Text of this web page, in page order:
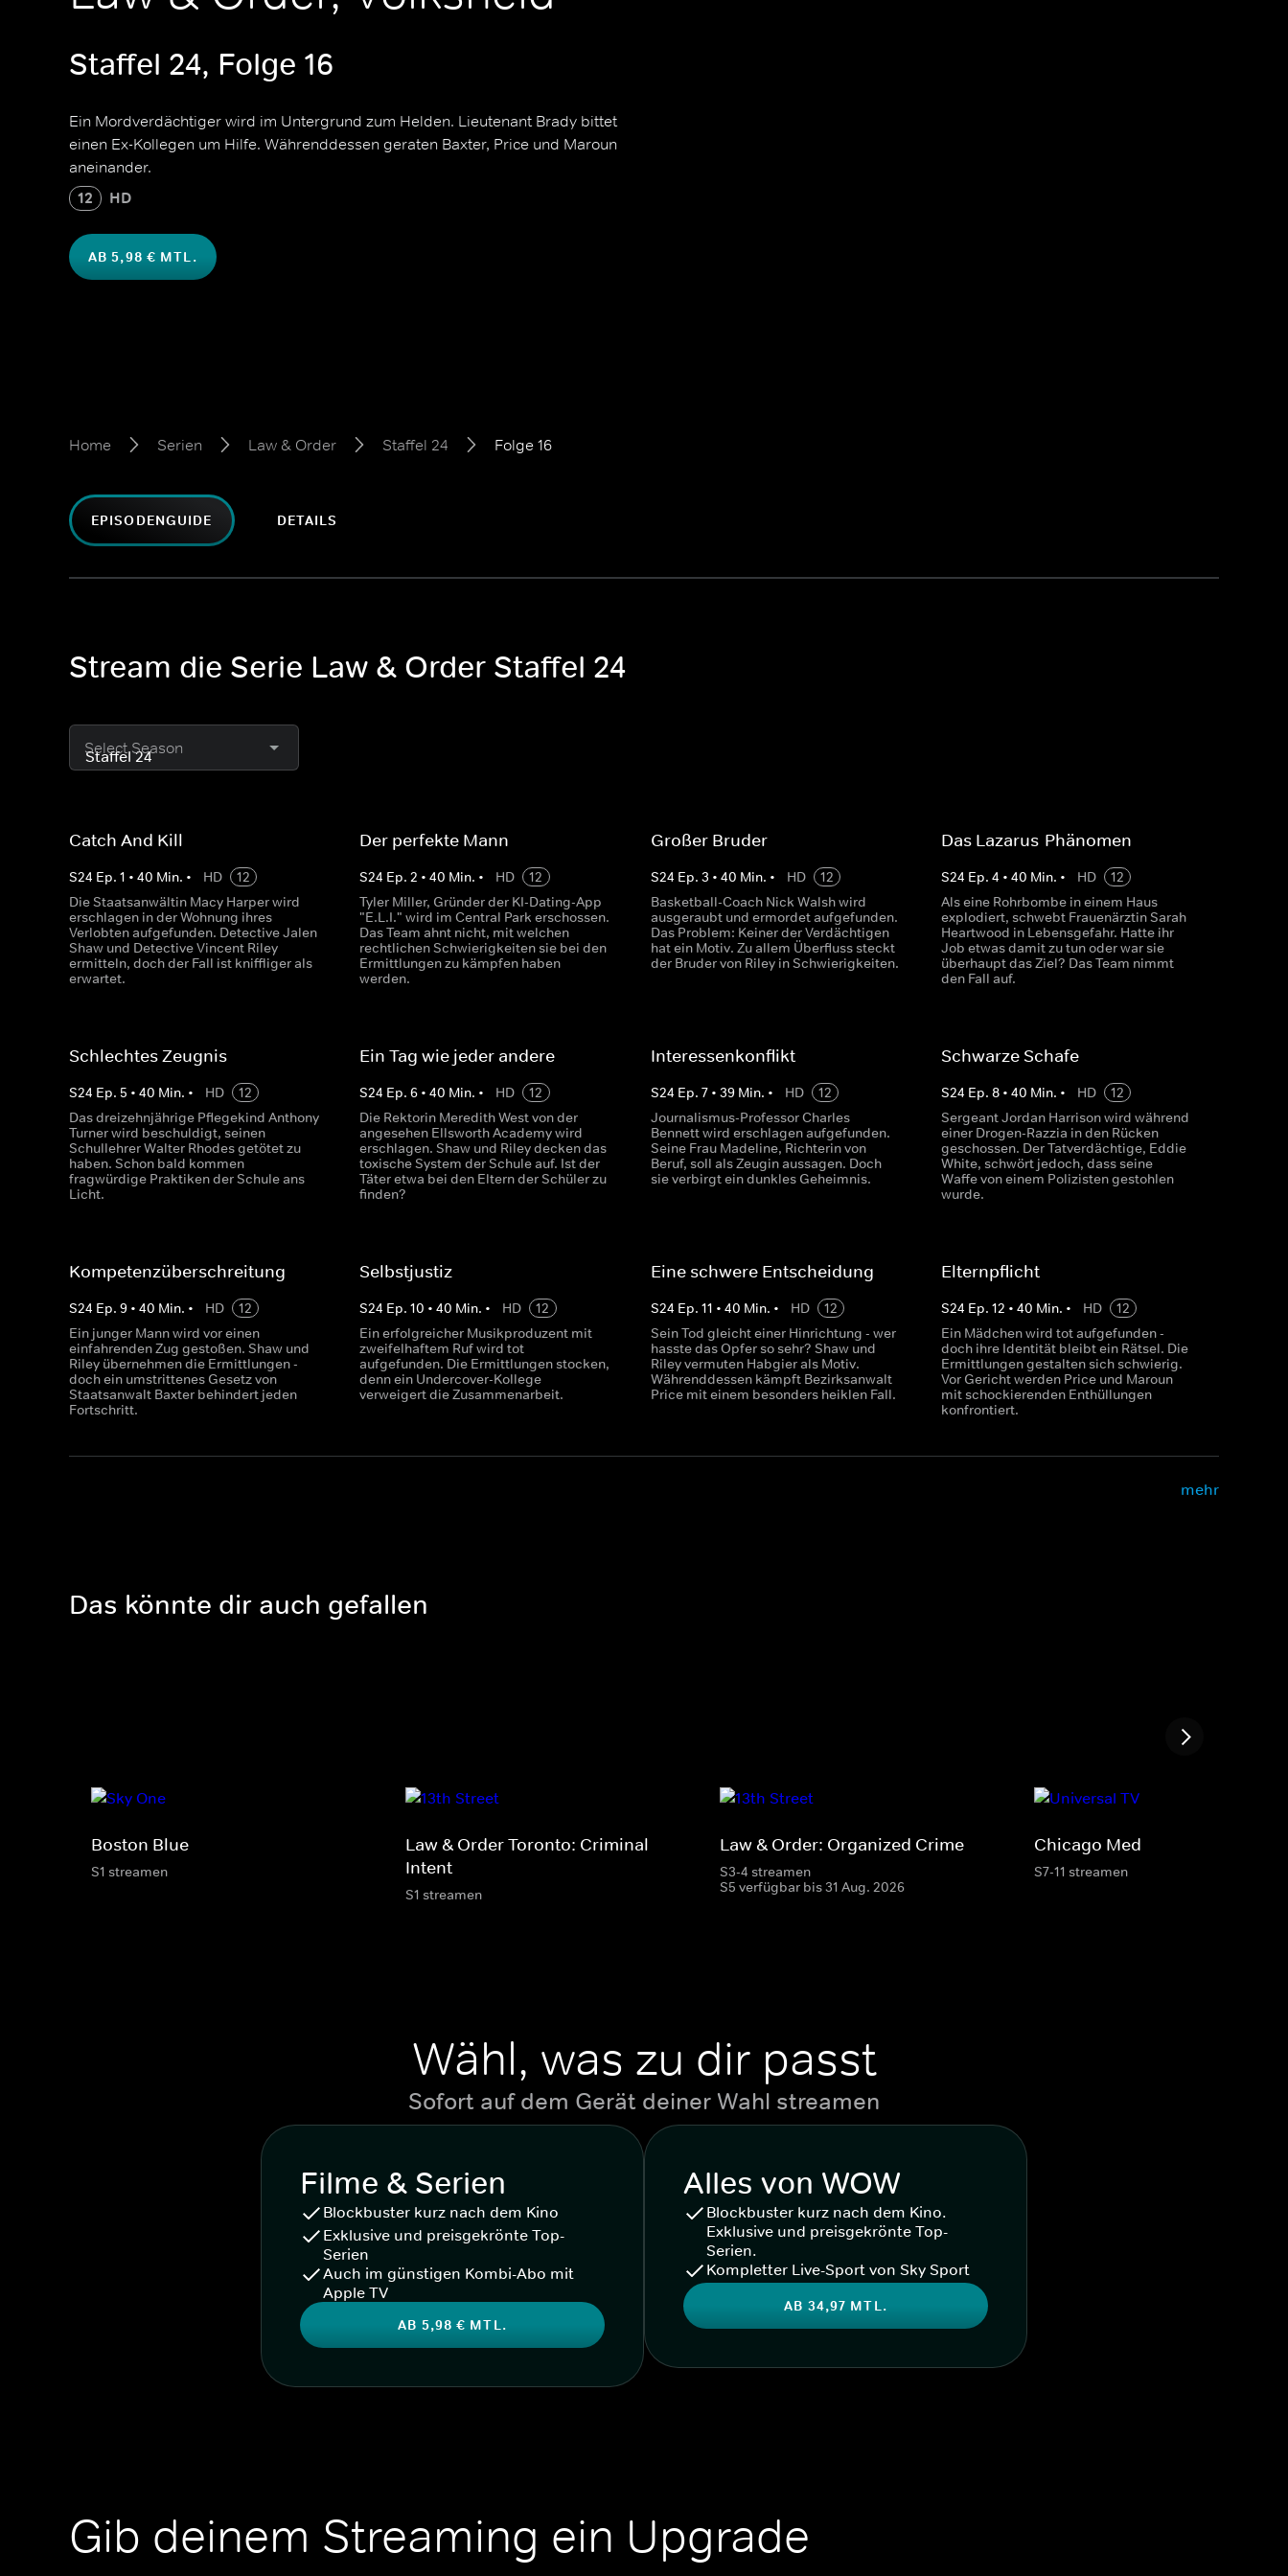
Staffel 24, Folge 16
Ein Mordverdächtiger wird im Untergrund zum Helden. Lieutenant Brady bittet
einen Ex-Kollegen um Hilfe. Währenddessen geraten Baxter, Price und Maroun
aneinander.
12 HD
AB 5,98 € MTL.
Home Serien Law & Order Staffel 24 Folge 16
EPISODENGUIDE DETAILS
Stream die Serie Law & Order Staffel 24
Select Season
Catch And Kill
S24 Ep. 1 • 40 Min. • HD
12
Die Staatsanwältin Macy Harper wird
erschlagen in der Wohnung ihres
Verlobten aufgefunden. Detective Jalen
Shaw und Detective Vincent Riley
ermitteln, doch der Fall ist kniffliger als
erwartet.
Der perfekte Mann
S24 Ep.2 •40 Min. • HD
12
Tyler Miller, Gründer der KI-Dating-App
"E.L.I." wird im Central Park erschossen.
Das Team ahnt nicht, mit welchen
rechtlichen Schwierigkeiten sie bei den
Ermittlungen zu kämpfen haben
werden.
Großer Bruder
S24 Ep. 3 • 40 Min. • HD
12
Basketball-Coach Nick Walsh wird
ausgeraubt und ermordet aufgefunden.
Das Problem: Keiner der Verdächtigen
hat ein Motiv. Zu allem Überfluss steckt
der Bruder von Riley in Schwierigkeiten.
Das Lazarus-Phänomen
S24 Ep. 4 • 40 Min. • HD
12
Als eine Rohrbombe in einem Haus
explodiert, schwebt Frauenärztin Sarah
Heartwood in Lebensgefahr. Hatte ihr
Job etwas damit zu tun oder war sie
überhaupt das Ziel? Das Team nimmt
den Fall auf.
Schlechtes Zeugnis
S24 Ep. 5 • 40 Min. • HD
12
Das dreizehnjährige Pflegekind Anthony
Turner wird beschuldigt, seinen
Schullehrer Walter Rhodes getötet zu
haben. Schon bald kommen
fragwürdige Praktiken der Schule ans
Licht.
Ein Tag wie jeder andere
S24 Ep.6 •40 Min. • HD
12
Die Rektorin Meredith West von der
angesehen Ellsworth Academy wird
erschlagen. Shaw und Riley decken das
toxische System der Schule auf. Ist der
Täter etwa bei den Eltern der Schüler zu
finden?
Interessenkonflikt
S24 Ep. 7• 39Min. • HD
12
Journalismus-Professor Charles
Bennett wird erschlagen aufgefunden.
Seine Frau Madeline, Richterin von
Beruf, soll als Zeugin aussagen. Doch
sie verbirgt ein dunkles Geheimnis.
Schwarze Schafe
S24 Ep. 8• 40 Min. • HD
12
Sergeant Jordan Harrison wird während
einer Drogen-Razzia in den Rücken
geschossen. Der Tatverdächtige, Eddie
White, schwört jedoch, dass seine
Waffe von einem Polizisten gestohlen
wurde.
Kompetenzüberschreitung
S24 Ep. 9 • 40 Min. • HD
12
Ein junger Mann wird vor einen
einfahrenden Zug gestoßen. Shaw und
Riley übernehmen die Ermittlungen -
doch ein umstrittenes Gesetz von
Staatsanwalt Baxter behindert jeden
Fortschritt.
Selbstjustiz
S24 Ep.10 •40 Min. • HD
12
Ein erfolgreicher Musikproduzent mit
zweifelhaftem Ruf wird tot
aufgefunden. Die Ermittlungen stocken,
denn ein Undercover-Kollege
verweigert die Zusammenarbeit.
Eine schwere Entscheidung
S24 Ep. 11 • 40 Min. • HD
12
Sein Tod gleicht einer Hinrichtung - wer
hasste das Opfer so sehr? Shaw und
Riley vermuten Habgier als Motiv.
Währenddessen kämpft Bezirksanwalt
Price mit einem besonders heiklen Fall.
Elternpflicht
S24 Ep. 12 • 40 Min. • HD
12
Ein Mädchen wird tot aufgefunden -
doch ihre Identität bleibt ein Rätsel. Die
Ermittlungen gestalten sich schwierig.
Vor Gericht werden Price und Maroun
mit schockierenden Enthüllungen
konfrontiert.
mehr
Das könnte dir auch gefallen
Boston Blue
S1 streamen
Law & Order Toronto: Criminal
Intent
S1 streamen
Law & Order: Organized Crime
S3-4 streamen
S5 verfügbar bis 31 Aug. 2026
Chicago Med
S7-11 streamen
Wähl, was zu dir passt
Sofort auf dem Gerät deiner Wahl streamen
Filme & Serien
Blockbuster kurz nach dem Kino
Exklusive und preisgekrönte Top-
Serien
Auch im günstigen Kombi-Abo mit
Apple TV
AB 5,98 € MTL.
Alles von WOW
Blockbuster kurz nach dem Kino.
Exklusive und preisgekrönte Top-
Serien.
Kompletter Live-Sport von Sky Sport
AB 34,97 MTL.
Gib deinem Streaming ein Upgrade